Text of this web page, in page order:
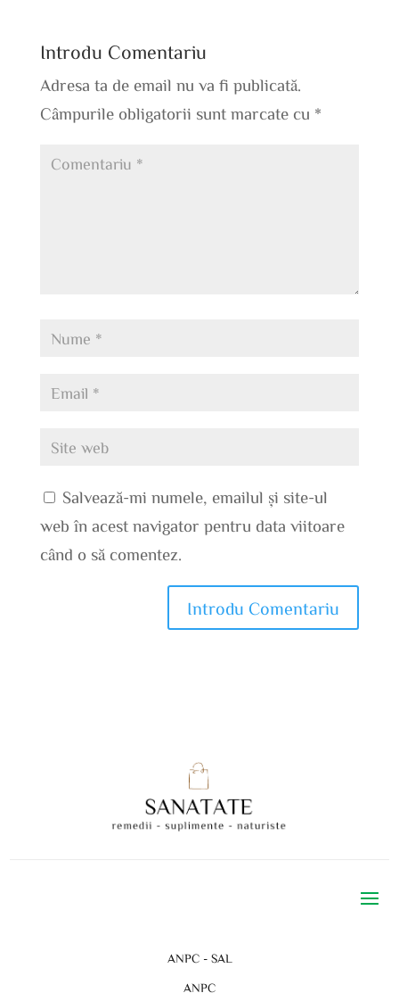
Introdu Comentariu
Adresa ta de email nu va fi publicată.
Câmpurile obligatorii sunt marcate cu *
Salvează-mi numele, emailul și site-ul
web în acest navigator pentru data viitoare
când o să comentez.
ANPC - SAL
ANPC